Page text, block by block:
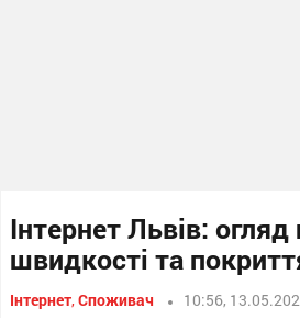
Інтернет Львів:
швидкості та
Інтернет,Споживач 10:56,